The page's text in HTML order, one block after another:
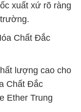
xuất xứ rõ ràng
Chất Đắc
lượng cao cho
Chất Đắc
Ether Trung